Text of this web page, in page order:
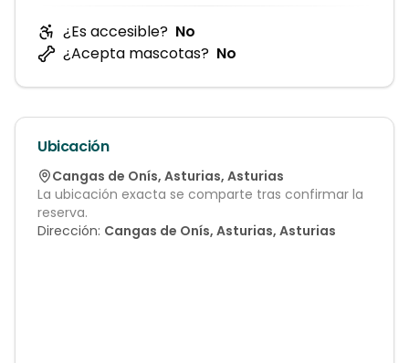
¿Es accesible? No
¿Acepta mascotas? No
Ubicación
Cangas de Onís, Asturias, Asturias
La ubicación exacta se comparte tras confirmar la
reserva.
Dirección: Cangas de Onís, Asturias, Asturias